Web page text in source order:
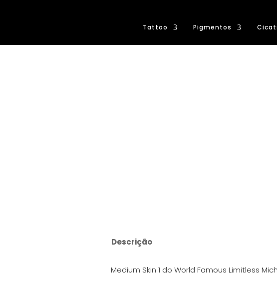
Tattoo Pigmentos
Descrição
Medium Skin 1 do World Famous Limitless